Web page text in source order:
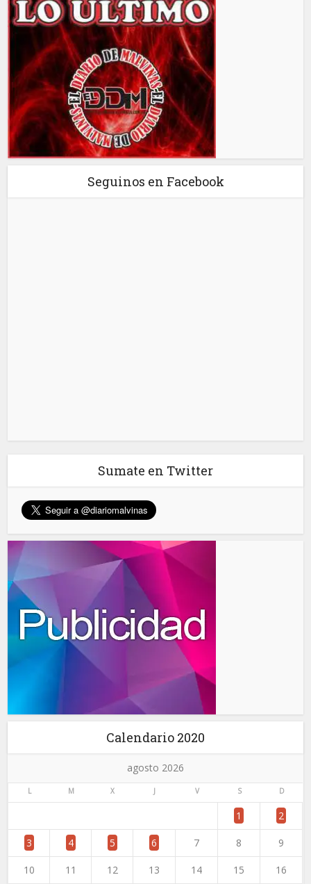
Seguinos en Facebook
Sumate en Twitter
Calendario 2020
agosto 2026
L M X J V S D
1 2
3 4 5 6 7 8 9
10 11 12 13 14 15 16